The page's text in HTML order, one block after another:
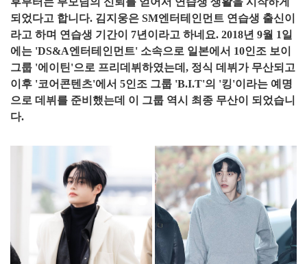
되었다고 합니다. 김지웅은 SM엔터테인먼트 연습생 출신이
라고 하며 연습생 기간이 7년이라고 하네요. 2018년 9월 1일
에는 'DS&A엔터테인먼트' 소속으로 일본에서 10인조 보이
그룹 '에이틴'으로 프리데뷔하였는데, 정식 데뷔가 무산되고
이후 '코어콘텐츠'에서 5인조 그룹 'B.I.T'의 '킹'이라는 예명
으로 데뷔를 준비했는데 이 그룹 역시 최종 무산이 되었습니
다.